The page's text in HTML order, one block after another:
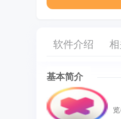
软件介绍
基本简介